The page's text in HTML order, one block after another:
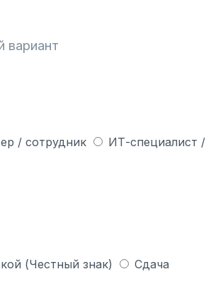
вариант
/ сотрудник ИТ-специалист /
(Честный знак) Сдача